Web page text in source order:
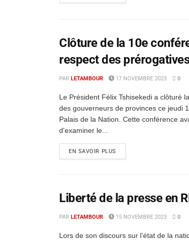
Clôture de la 10e
respect des
PAR LETAMBOUR 17 NOVEMBRE 2023 0
Le Président Félix Tshisekedi a clôturé
des gouverneurs de provinces ce jeudi
Palais de la Nation. Cette conférence
d'examiner le...
EN SAVOIR PLUS
Liberté de la presse en
PAR LETAMBOUR 15 NOVEMBRE 2023 0
Lors de son discours sur l'état de la